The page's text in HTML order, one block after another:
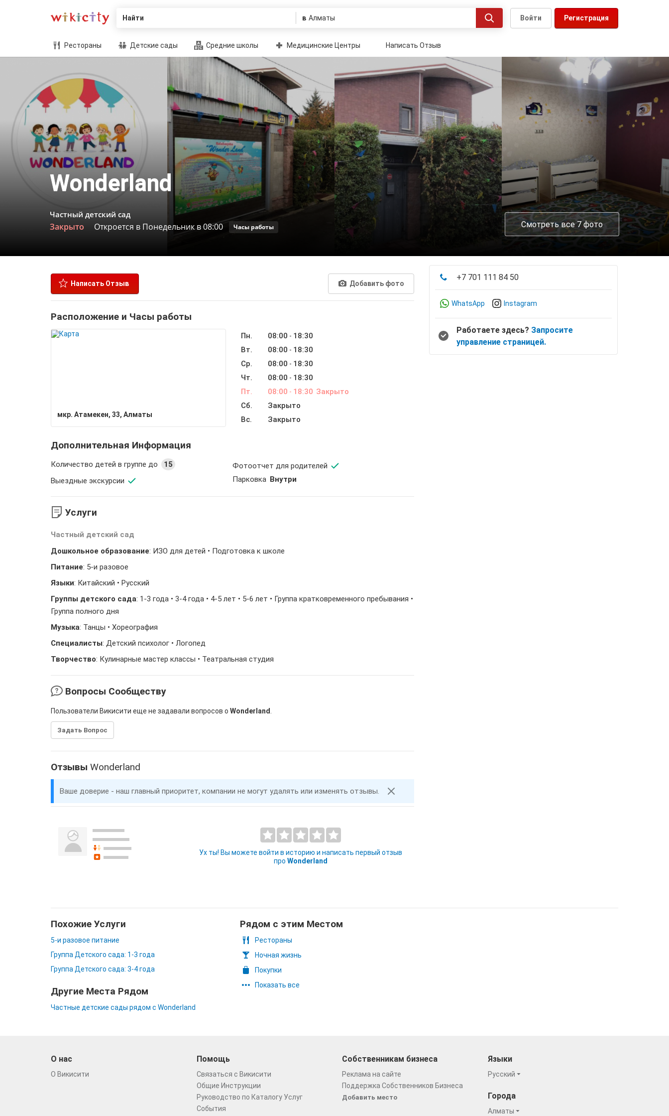
Найти в Регистрация
Войти
Рестораны Детские сады Средние школы Медицинские Центры Написать Отзыв
Wonderland
Частный детский сад
Закрыто Откроется в Понедельник в 08:00 Часы работы Смотреть все 7 фото
Написать Отзыв Добавить фото
Расположение и Часы работы
мкр. Атамекен, 33, Алматы
Пн. 08:00 - 18:30
Вт.
08:00 - 18:30
Ср.
08:00 - 18:30
Чт.
08:00 - 18:30
Пт.
08:00 - 18:30 Закрыто
Сб.
Закрыто
Вс.
Закрыто
Дополнительная Информация
Количество детей в группе до 15
Фотоотчет для родителей
Выездные экскурсии
Парковка Внутри
Услуги
Частный детский сад
Дошкольное образование: ИЗО для детей • Подготовка к школе
Питание: 5-и разовое
Языки: Китайский • Русский
Группы детского сада: 1-3 года • 3-4 года • 4-5 лет • 5-6 лет • Группа кратковременного пребывания •
Группа полного дня
Музыка: Танцы • Хореография
Специалисты: Детский психолог • Логопед
Творчество: Кулинарные мастер классы • Театральная студия
Вопросы Сообществу
Пользователи Викисити еще не задавали вопросов о Wonderland
Задать Вопрос
Отзывы Wonderland
Ваше доверие - наш главный приоритет, компании не могут удалять или изменять отзывы.
Ух ты! Вы можете войти в историю и написать первый отзыв
про Wonderland
+7 701 111 84 50
WhatsApp Instagram
Работаете здесь? Запросите
управление страницей.
Похожие Услуги
5-и разовое питание
Группа Детского сада: 1-3 года
Группа Детского сада: 3-4 года
Другие Места Рядом
Частные детские сады рядом с Wonderland
Рядом с этим Местом
Рестораны
Ночная жизнь
Покупки
Показать все
О нас
О Викисити
Помощь
Связаться с Викисити
Общие Инструкции
Руководство по Каталогу Услуг
События
Собственникам бизнеса
Реклама на сайте
Поддержка Собственников Бизнеса
Добавить место
Языки
Русский
Города
Алматы